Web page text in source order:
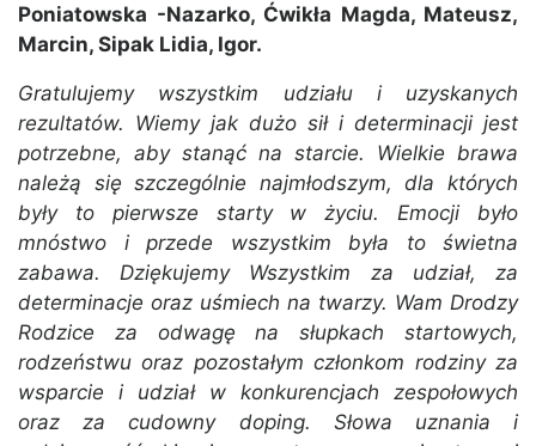
Poniatowska -Nazarko, Ćwikła Magda, Mateusz,
Marcin, Sipak Lidia, Igor.
Gratulujemy wszystkim udziału i uzyskanych
rezultatów. Wiemy jak dużo sił i determinacji jest
potrzebne, aby stanąć na starcie. Wielkie brawa
należą się szczególnie najmłodszym, dla których
były to pierwsze starty w życiu. Emocji było
mnóstwo i przede wszystkim była to świetna
zabawa. Dziękujemy Wszystkim za udział, za
determinacje oraz uśmiech na twarzy. Wam Drodzy
Rodzice za odwagę na słupkach startowych,
rodzeństwu oraz pozostałym członkom rodziny za
wsparcie i udział w konkurencjach zespołowych
oraz za cudowny doping. Słowa uznania i